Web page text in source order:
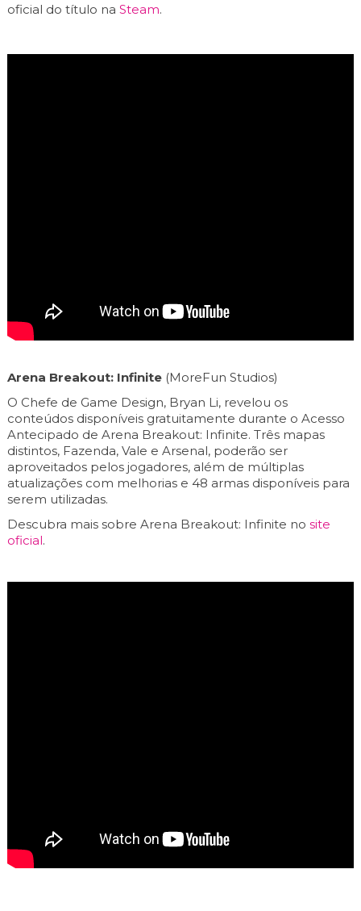
oficial do título na Steam.
Arena Breakout: Infinite(MoreFun Studios)
O Chefe de Game Design, Bryan Li, revelou os
conteúdos disponíveis gratuitamente durante o Acesso
Antecipado de Arena Breakout: Infinite. Três mapas
distintos, Fazenda, Vale e Arsenal, poderão ser
aproveitados pelos jogadores, além de múltiplas
atualizações com melhorias e 48 armas disponíveis para
serem utilizadas.
Descubra mais sobre Arena Breakout: Infinite no site
oficial.